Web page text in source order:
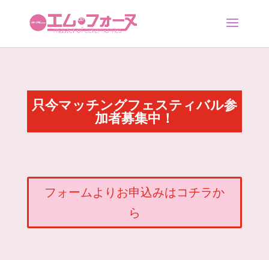
只今マッチングフェスティバル参
加者募集中！
フォームよりお申込みはコチラか
ら